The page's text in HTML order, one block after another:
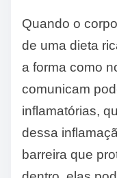
Quando o
de uma dieta
a forma como
comunicam
inflamatórias,
dessa
barreira que